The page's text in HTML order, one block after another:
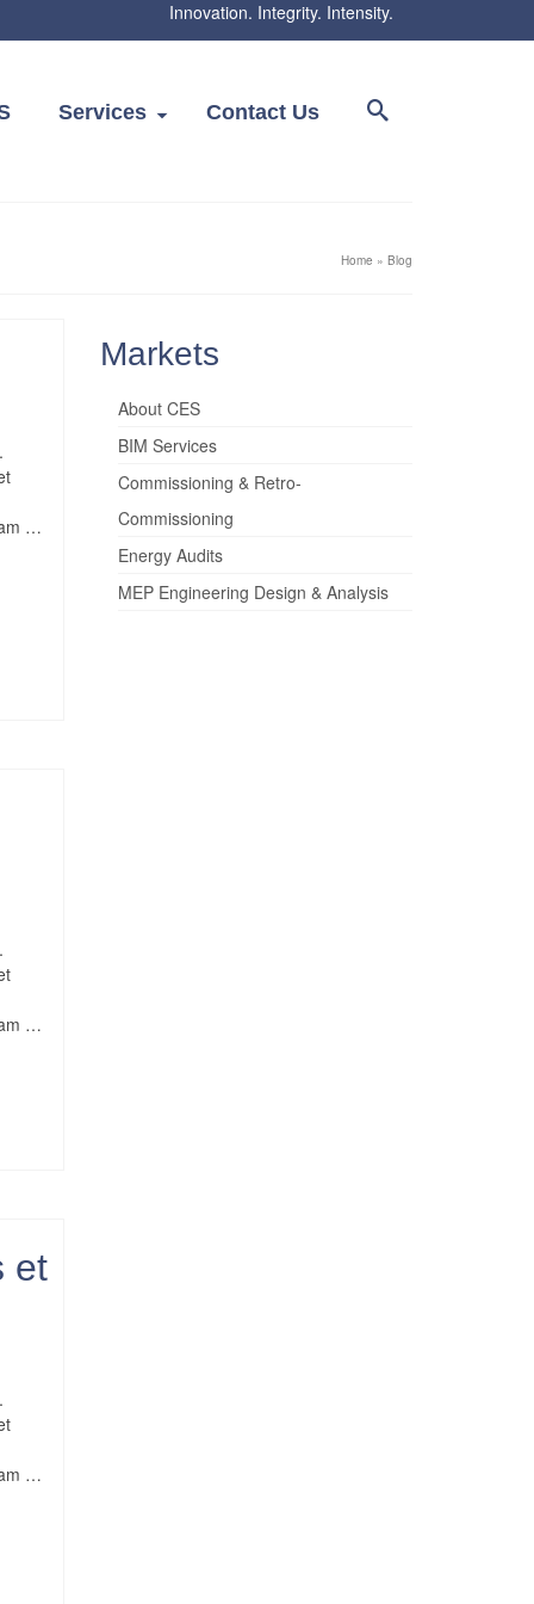
Innovation. Integrity. Intensity.
Services Contact Us
Home » Blog
…
…
et
…
Markets
About CES
BIM Services
Commissioning & Retro-
Commissioning
Energy Audits
MEP Engineering Design & Analysis